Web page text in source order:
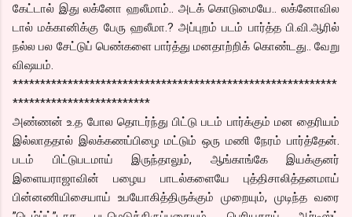
கேட்டால் இது லக்னோ ஹலீமாம்.. அடக் கொடுமையே.. லக்னோவில
டால் மக்கானிக்கு பேரு ஹலீமா.? அப்புறம் படம் பார்த்த பி.வி.ஆரில்
நல்ல பல சேட்டுப் பெண்களை பார்த்து மனதாற்றிக் கொண்டது.. வேறு
விஷயம்.
***********************************************************
*************************
அண்ணன் உ.த போல தொடர்ந்து பிட்டு படம் பார்க்கும் மன தைரியம்
இல்லாததால் இலக்கணப்பிழை மட்டும் ஒரு மணி நேரம் பார்த்தேன்.
படம் பிட்டுபடமாய் இருந்தாலும், ஆங்காங்கே இயக்குனர்
இளையராஜாவின் பழைய பாடல்களையே புத்திசாலித்தனமாய்
பின்னணியிசையாய் உபயோகித்திருக்கும் முறையும், முடிந்த வரை